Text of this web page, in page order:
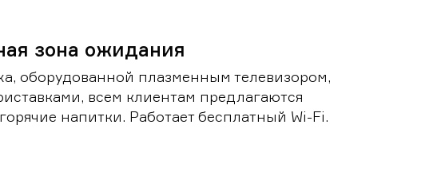
зона ожидания
оборудованной плазменным телевизором,
всем клиентам предлагаются
напитки. Работает бесплатный Wi-Fi.